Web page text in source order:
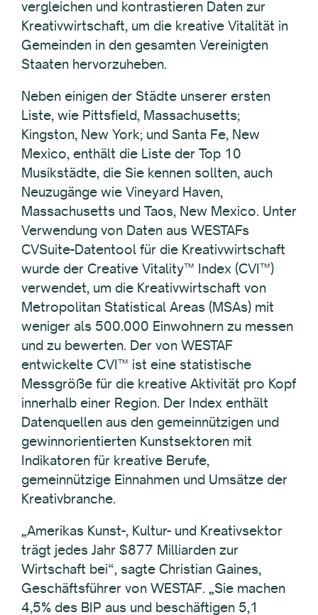
vergleichen und kontrastieren Daten zur
Kreativwirtschaft, um die kreative Vitalität in
Gemeinden in den gesamten Vereinigten
Staaten hervorzuheben.
Neben einigen der Städte unserer ersten
Liste, wie Pittsfield, Massachusetts;
Kingston, New York; und Santa Fe, New
Mexico, enthält die Liste der Top 10
Musikstädte, die Sie kennen sollten, auch
Neuzugänge wie Vineyard Haven,
Massachusetts und Taos, New Mexico. Unter
Verwendung von Daten aus WESTAFs
CVSuite-Datentool für die Kreativwirtschaft
wurde der Creative Vitality™ Index (CVI™)
verwendet, um die Kreativwirtschaft von
Metropolitan Statistical Areas (MSAs) mit
weniger als 500.000 Einwohnern zu messen
und zu bewerten. Der von WESTAF
entwickelte CVI™ ist eine statistische
Messgröße für die kreative Aktivität pro Kopf
innerhalb einer Region. Der Index enthält
Datenquellen aus den gemeinnützigen und
gewinnorientierten Kunstsektoren mit
Indikatoren für kreative Berufe,
gemeinnützige Einnahmen und Umsätze der
Kreativbranche.
„Amerikas Kunst-, Kultur- und Kreativsektor
trägt jedes Jahr $877 Milliarden zur
Wirtschaft bei“, sagte Christian Gaines,
Geschäftsführer von WESTAF. „Sie machen
4,5% des BIP aus und beschäftigen 5,1